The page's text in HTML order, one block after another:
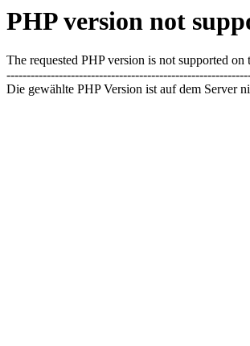
PHP version not
The requested PHP version is not supported on
Die gewählte PHP Version ist auf dem Server